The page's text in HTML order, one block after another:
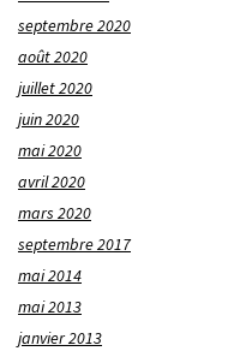
septembre 2020
août 2020
juillet 2020
juin 2020
mai 2020
avril 2020
mars 2020
septembre 2017
mai 2014
mai 2013
janvier 2013